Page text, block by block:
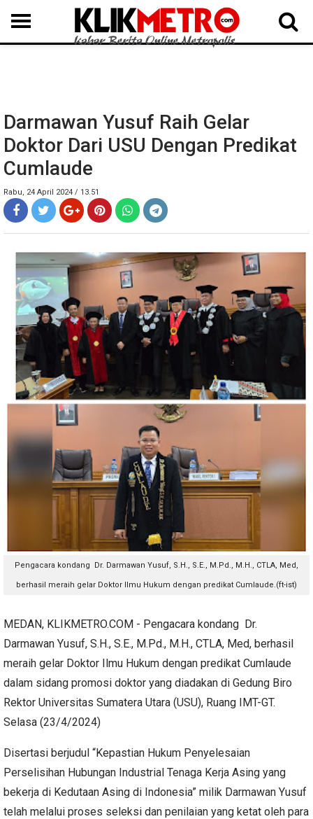
MEDAN LANGKAT DAIRI SAMOSIR TAPUT BATUBARA DELISERDANG
Darmawan Yusuf Raih Gelar
Doktor Dari USU Dengan Predikat
Cumlaude
Rabu, 24 April 2024 / 13.51
Pengacara kondang Dr. Darmawan Yusuf, S.H., S.E., M.Pd., M.H., CTLA, Med,
berhasil meraih gelar Doktor Ilmu Hukum dengan predikat Cumlaude.(ft-ist)
MEDAN, KLIKMETRO.COM - Pengacara kondang Dr.
Darmawan Yusuf, S.H., S.E., M.Pd., M.H., CTLA, Med, berhasil
meraih gelar Doktor Ilmu Hukum dengan predikat Cumlaude
dalam sidang promosi doktor yang diadakan di Gedung Biro
Rektor Universitas Sumatera Utara (USU), Ruang IMT-GT.
Selasa (23/4/2024)
Disertasi berjudul “Kepastian Hukum Penyelesaian
Perselisihan Hubungan Industrial Tenaga Kerja Asing yang
bekerja di Kedutaan Asing di Indonesia” milik Darmawan Yusuf
telah melalui proses seleksi dan penilaian yang ketat oleh para